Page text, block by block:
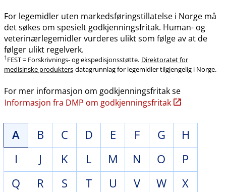
For legemidler uten markedsføringstillatelse i Norge må
det søkes om spesielt godkjenningsfritak. Human- og
veterinærlegemidler vurderes ulikt som følge av at de
følger ulikt regelverk.
1 FEST = Forskrivnings- og ekspedisjonsstøtte. Direktoratet for
medisinske produkters datagrunnlag for legemidler tilgjengelig i Norge.
For mer informasjon om godkjenningsfritak se
Informasjon fra DMP om godkjenningsfritak
A B C D E F G
H
I
J K L M N O
P
Q
R S T U V W
X